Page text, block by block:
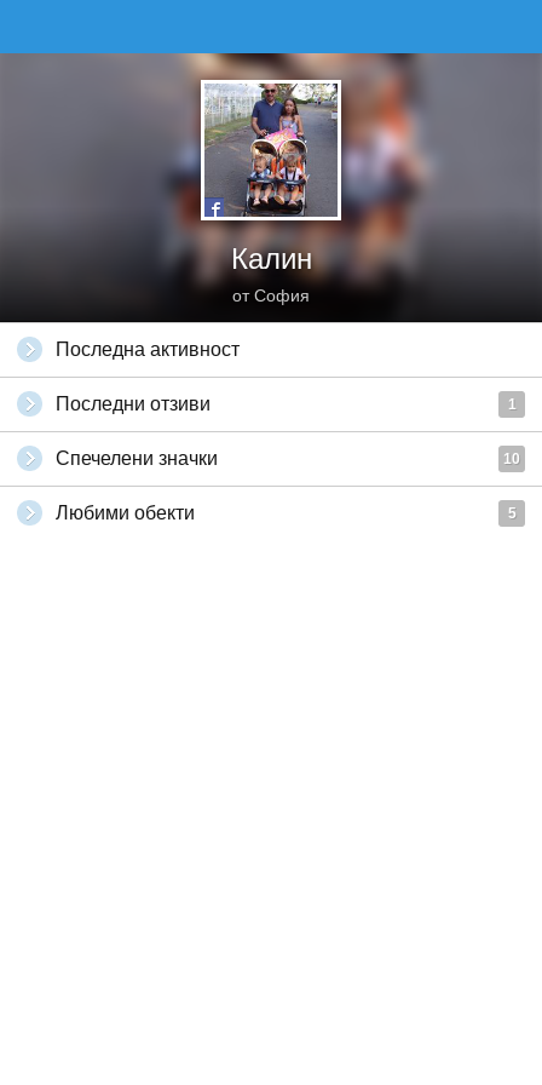
Калин
от София
Последна активност
Последни отзиви 1
Спечелени значки 10
Любими обекти 5